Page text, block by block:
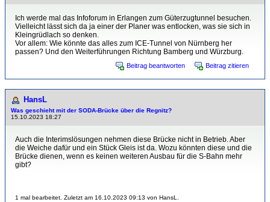
Ich werde mal das Infoforum in Erlangen zum Güterzugtunnel besuchen.
Vielleicht lässt sich da ja einer der Planer was entlocken, was sie sich in
Kleingrüdlach so denken.
Vor allem: Wie könnte das alles zum ICE-Tunnel von Nürnberg her
passen? Und den Weiterführungen Richtung Bamberg und Würzburg.
Beitrag beantworten Beitrag zitieren
HansL
Was geschieht mit der SODA-Brücke über die Regnitz?
15.10.2023 18:27
Auch die Interimslösungen nehmen diese Brücke nicht in Betrieb. Aber
die Weiche dafür und ein Stück Gleis ist da. Wozu könnten diese und die
Brücke dienen, wenn es keinen weiteren Ausbau für die S-Bahn mehr
gibt?
1 mal bearbeitet. Zuletzt am 16.10.2023 09:13 von HansL.